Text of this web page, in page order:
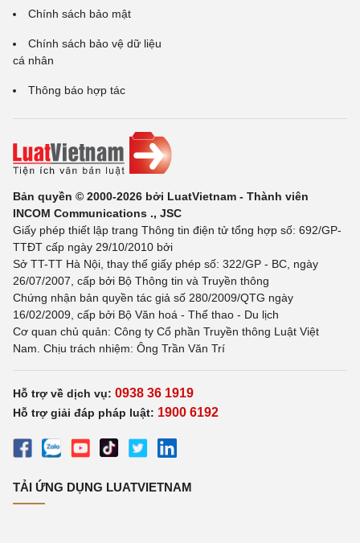
Chính sách bảo mật
Chính sách bảo vệ dữ liệu
cá nhân
Thông báo hợp tác
Bản quyền © 2000-2026 bởi LuatVietnam - Thành viên
INCOM Communications ., JSC
Giấy phép thiết lập trang Thông tin điện tử tổng hợp số: 692/GP-
TTĐT cấp ngày 29/10/2010 bởi
Sở TT-TT Hà Nội, thay thế giấy phép số: 322/GP - BC, ngày
26/07/2007, cấp bởi Bộ Thông tin và Truyền thông
Chứng nhận bản quyền tác giả số 280/2009/QTG ngày
16/02/2009, cấp bởi Bộ Văn hoá - Thể thao - Du lịch
Cơ quan chủ quản: Công ty Cổ phần Truyền thông Luật Việt
Nam. Chịu trách nhiệm: Ông Trần Văn Trí
Hỗ trợ về dịch vụ: 0938 36 1919
Hỗ trợ giải đáp pháp luật: 1900 6192
TẢI ỨNG DỤNG LUATVIETNAM